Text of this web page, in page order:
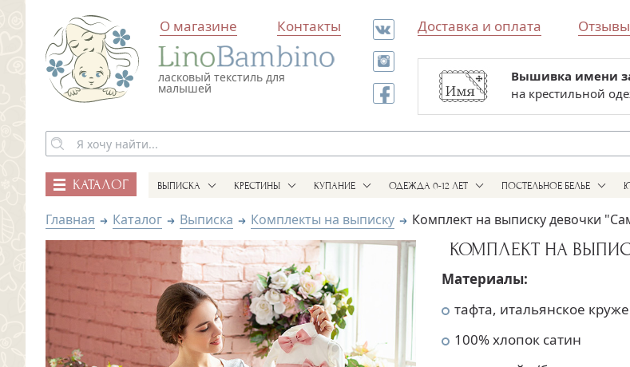
ласковый текстиль для
малышей
О магазине Контакты Доставка и оплата Отзывы
Все для выписки
в одном магазине
Вышивка имени
на крестильной
КАТАЛОГ ВЫПИСКА КРЕСТИНЫ КУПАНИЕ ОДЕЖДА 0-12 ЛЕТ ПОСТЕЛЬНОЕ БЕЛЬЕ
Главная Каталог Выписка Комплекты на выписку Комплект на выписку девочки
КОМПЛЕКТ НА
Материалы:
тафта, итальянское
100% хлопок сатин